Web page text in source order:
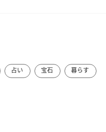
占い 宝石
暮らす